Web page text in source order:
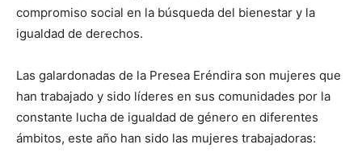
compromiso social en la búsqueda del bienestar y la
igualdad de derechos.
Las galardonadas de la Presea Eréndira son mujeres que
han trabajado y sido líderes en sus comunidades por la
constante lucha de igualdad de género en diferentes
ámbitos, este año han sido las mujeres trabajadoras: